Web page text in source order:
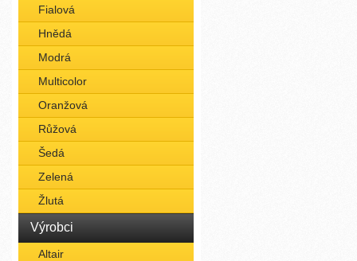
Fialová
Hnědá
Modrá
Multicolor
Oranžová
Růžová
Šedá
Zelená
Žlutá
Výrobci
Altair